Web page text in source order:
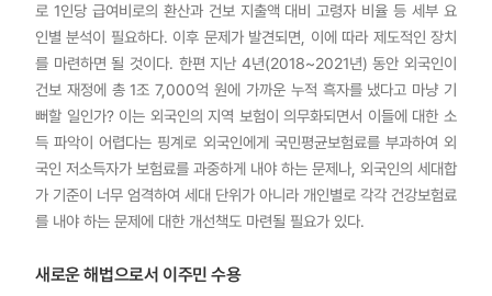
로 1인당 급여비로의 환산과 건보 지출액 대비 고령자 비율 등 세부 요
인별 분석이 필요하다. 이후 문제가 발견되면, 이에 따라 제도적인 장치
를 마련하면 될 것이다. 한편 지난 4년(2018~2021년) 동안 외국인이
건보 재정에 총 1조 7,000억 원에 가까운 누적 흑자를 냈다고 마냥 기
뻐할 일인가? 이는 외국인의 지역 보험이 의무화되면서 이들에 대한 소
득 파악이 어렵다는 핑계로 외국인에게 국민평균보험료를 부과하여 외
국인 저소득자가 보험료를 과중하게 내야 하는 문제나, 외국인의 세대합
가 기준이 너무 엄격하여 세대 단위가 아니라 개인별로 각각 건강보험료
를 내야 하는 문제에 대한 개선책도 마련될 필요가 있다.
새로운 해법으로서 이주민 수용